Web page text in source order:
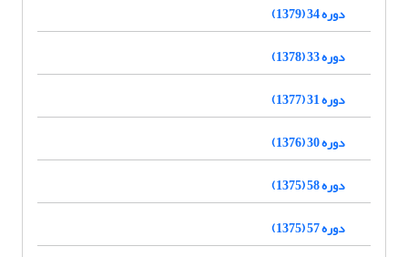
دوره 34 (1379)
دوره 33 (1378)
دوره 31 (1377)
دوره 30 (1376)
دوره 58 (1375)
دوره 57 (1375)